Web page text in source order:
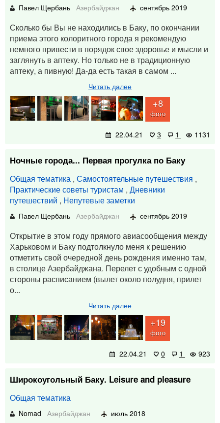
Павел Щербань Азербайджан сентябрь 2019
Сколько бы Вы не находились в Баку, по окончании
приема этого колоритного города я рекомендую
немного привести в порядок свое здоровье и мысли и
заглянуть в аптеку. Но только не в традиционную
аптеку, а пивную! Да-да есть такая в самом ...
Читать далее
+8
фото
22.04.21 3 1 1131
Ночные города... Первая прогулка по Баку
Общая тематика , Самостоятельные путешествия ,
Практические советы туристам , Дневники
путешествий , Непутевые заметки
Павел Щербань Азербайджан сентябрь 2019
Открытие в этом году прямого авиасообщения между
Харьковом и Баку подтолкнуло меня к решению
отметить свой очередной день рождения именно там,
в столице Азербайджана. Перелет с удобным с одной
стороны расписанием (вылет около полудня, прилет
о...
Читать далее
+19
фото
22.04.21 0 1 923
Широкоугольный Баку. Leisure and pleasure
Общая тематика
Nomad Азербайджан июль 2018